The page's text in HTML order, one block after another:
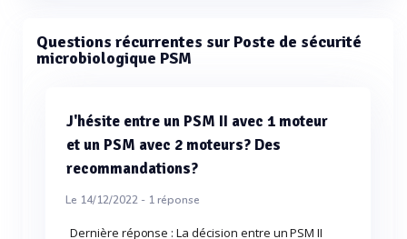
Questions récurrentes sur Poste de sécurité
microbiologique PSM
J'hésite entre un PSM II avec 1 moteur
et un PSM avec 2 moteurs? Des
recommandations?
Le 14/12/2022 - 1réponse
Dernière réponse : La décision entre un PSM II